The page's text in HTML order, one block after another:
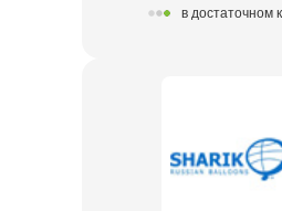
в достаточном